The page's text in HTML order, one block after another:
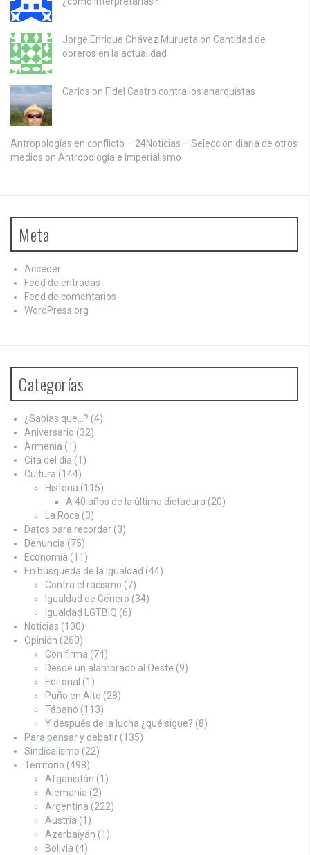
Jorge Enrique Chávez Murueta on Cantidad de
obreros en la actualidad
Carlos on Fidel Castro contra los anarquistas
Antropologías en conflicto – 24Noticias – Seleccion diaria de otros
medios on Antropología e Imperialismo
Meta
Acceder
Feed de entradas
Feed de comentarios
WordPress.org
Categorías
¿Sabías que…? (4)
Aniversario (32)
Armenia (1)
Cita del día (1)
Cultura (144)
Historia (115)
A 40 años de la última dictadura (20)
La Roca (3)
Datos para recordar (3)
Denuncia (75)
Economía (11)
En búsqueda de la Igualdad (44)
Contra el racismo (7)
Igualdad de Género (34)
Igualdad LGTBIQ (6)
Noticias (100)
Opinión (260)
Con firma (74)
Desde un alambrado al Oeste (9)
Editorial (1)
Puño en Alto (28)
Tábano (113)
Y después de la lucha ¿qué sigue? (8)
Para pensar y debatir (135)
Sindicalismo (22)
Territorio (498)
Afganistán (1)
Alemania (2)
Argentina (222)
Austria (1)
Azerbaiyán (1)
Bolivia (4)